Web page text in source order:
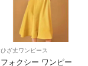
ひざ丈ワンピース
フォクシー ワンピー